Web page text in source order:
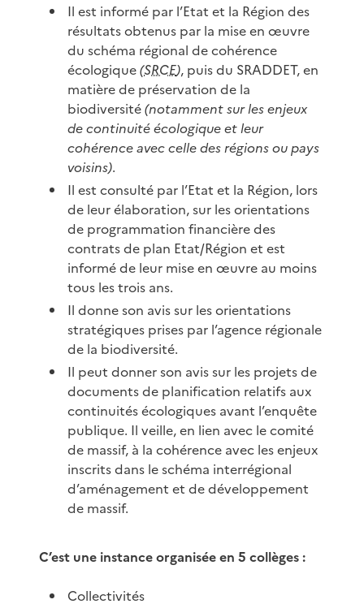
Il est informé par l’Etat et la Région des
résultats obtenus par la mise en œuvre
du schéma régional de cohérence
écologique(SRCE), puis du SRADDET, en
matière de préservation de la
biodiversité(notamment sur les enjeux
de continuité écologique et leur
cohérence avec celle des régions ou pays
voisins).
Il est consulté par l’Etat et la Région, lors
de leur élaboration, sur les orientations
de programmation financière des
contrats de plan Etat/Région et est
informé de leur mise en œuvre au moins
tous les trois ans.
Il donne son avis sur les orientations
stratégiques prises par l’agence régionale
de la biodiversité.
Il peut donner son avis sur les projets de
documents de planification relatifs aux
continuités écologiques avant l’enquête
publique. Il veille, en lien avec le comité
de massif, à la cohérence avec les enjeux
inscrits dans le schéma interrégional
d’aménagement et de développement
de massif.
C’est une instance organisée en 5 collèges :
Collectivités